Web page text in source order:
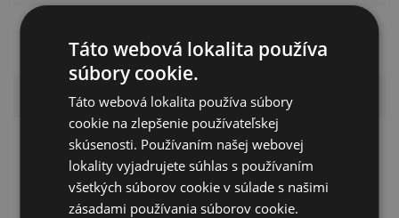
Varovanie
vážne poškodenie očí
Klasifikácia ES hnojivo
Spôsob použitia
zálievka alebo
postrek
Táto webová lokalita používa
súbory cookie.
Táto webová lokalita používa súbory
cookie na zlepšenie používateľskej
skúsenosti. Používaním našej webovej
lokality vyjadrujete súhlas s používaním
všetkých súborov cookie v súlade s našimi
zásadami používania súborov cookie.